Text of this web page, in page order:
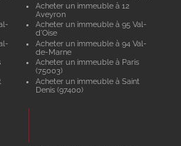
Acheter un immeuble à 12
Aveyron
Acheter un immeuble à 95 Val-
d'Oise
Acheter un immeuble à 94 Val-
de-Marne
Acheter un immeuble à Paris
(75003)
Acheter un immeuble à Saint
Denis (97400)